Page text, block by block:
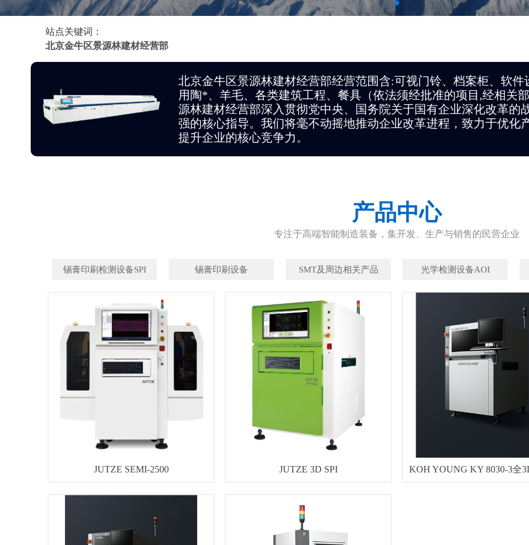
站点关键词：
北京金牛区景源林建材经营部
北京金牛区景源林建材经营部经营范围含:可视门铃、档案柜、软
用陶*、羊毛、各类建筑工程、餐具（依法须经批准的项目,经相关
源林建材经营部深入贯彻党中央、国务院关于国有企业深化改革的
强的核心指导。我们将毫不动摇地推动企业改革进程，致力于优化
提升企业的核心竞争力。
产品中心
专注于高端智能制造装备，集开发、生产与销售的民营企业
锡膏印刷检测设备SPI 锡膏印刷设备 SMT及周边相关产品 光学检测设备AOI
JUTZE SEMI-2500 JUTZE 3D SPI KOH YOUNG KY 8030-3全